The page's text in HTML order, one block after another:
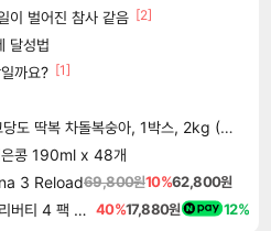
이 벌어진 참사 같음 [2]
달성법
까요? [1]
딱복 차돌복숭아, 1박스, 2kg (9-10과)
은콩 190ml x 48개
3 Reload69,800원10%62,800원
디제이맥스 리스펙트 V V 리버티 4 팩 DJMAX RESPECT V V Liberty 4 Pack DLC 40%17,880원 12%